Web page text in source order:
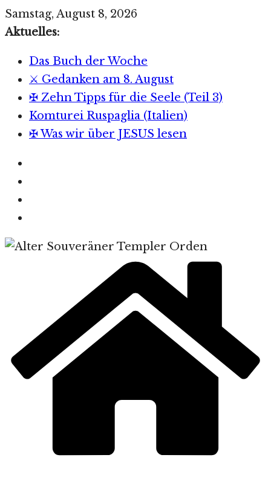
Zum
Inhalt
Samstag, August 8, 2026
Aktuelles:
Das Buch der Woche
⚔️ Gedanken am 8. August
✠ Zehn Tipps für die Seele (Teil 3)
Komturei Ruspaglia (Italien)
✠ Was wir über JESUS lesen